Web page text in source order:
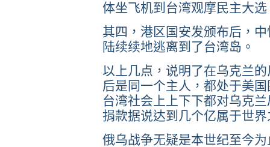
体坐飞机到台湾观摩民主大选
其四，港区国安发颁布后，
陆续续地逃离到了台湾岛。
以上几点，说明了在乌克兰
后是同一个主人，都处于美
台湾社会上上下下都对乌克
捐款据说达到几个亿属于世
俄乌战争无疑是本世纪至今